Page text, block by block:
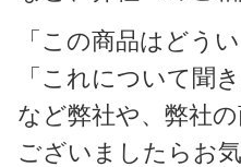
「この商品はどう
「これについて聞
など弊社や、弊社
ございましたらお